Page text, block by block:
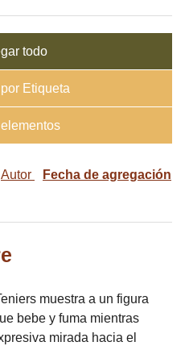
todo
Etiqueta
Autor Fecha de agregación
muestra a un figura
bebe y fuma mientras
mirada hacia el